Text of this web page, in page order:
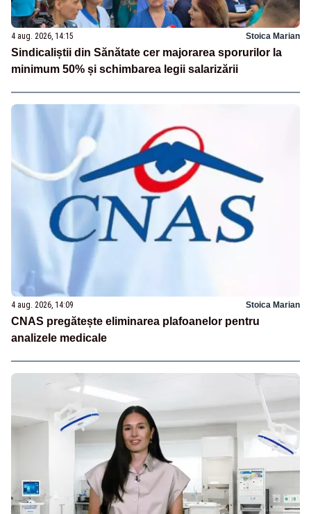
4 aug. 2026, 14:15 Stoica Marian
Sindicaliștii din Sănătate cer majorarea sporurilor la
minimum 50% și schimbarea legii salarizării
4 aug. 2026, 14:09 Stoica Marian
CNAS pregătește eliminarea plafoanelor pentru
analizele medicale